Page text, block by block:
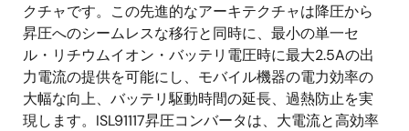
クチャです。この先進的なアーキテクチャは降圧から
昇圧へのシームレスな移行と同時に、最小の単一セ
ル・リチウムイオン・バッテリ電圧時に最大2.5Aの出
力電流の提供を可能にし、モバイル機器の電力効率の
大幅な向上、バッテリ駆動時間の延長、過熱防止を実
現します。ISL91117昇圧コンバータは、大電流と高効率